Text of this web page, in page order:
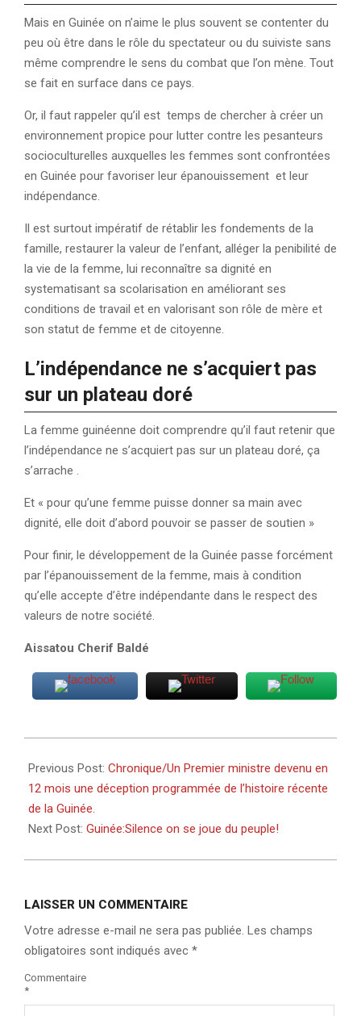
Mais en Guinée on n’aime le plus souvent se contenter du
peu où être dans le rôle du spectateur ou du suiviste sans
même comprendre le sens du combat que l’on mène. Tout
se fait en surface dans ce pays.
Or, il faut rappeler qu’il est temps de chercher à créer un
environnement propice pour lutter contre les pesanteurs
socioculturelles auxquelles les femmes sont confrontées
en Guinée pour favoriser leur épanouissement et leur
indépendance.
Il est surtout impératif de rétablir les fondements de la
famille, restaurer la valeur de l’enfant, alléger la penibilité de
la vie de la femme, lui reconnaître sa dignité en
systematisant sa scolarisation en améliorant ses
conditions de travail et en valorisant son rôle de mère et
son statut de femme et de citoyenne.
L’indépendance ne s’acquiert pas
sur un plateau doré
La femme guinéenne doit comprendre qu’il faut retenir que
l’indépendance ne s’acquiert pas sur un plateau doré, ça
s’arrache .
Et « pour qu’une femme puisse donner sa main avec
dignité, elle doit d’abord pouvoir se passer de soutien »
Pour finir, le développement de la Guinée passe forcément
par l’épanouissement de la femme, mais à condition
qu’elle accepte d’être indépendante dans le respect des
valeurs de notre société.
Aissatou Cherif Baldé
03-
08
Previous Post: Chronique/Un Premier ministre devenu en
12 mois une déception programmée de l’histoire récente
de la Guinée.
Next Post: Guinée:Silence on se joue du peuple!
LAISSER UN COMMENTAIRE
Votre adresse e-mail ne sera pas publiée. Les champs
obligatoires sont indiqués avec *
Commentaire
*